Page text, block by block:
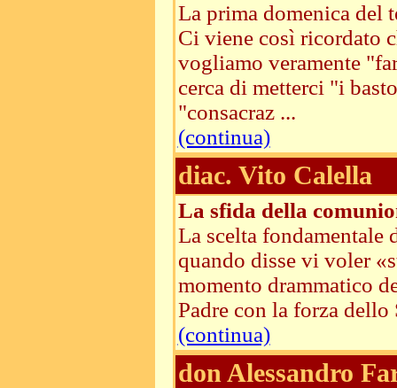
La prima domenica del
Ci viene così ricordato
vogliamo veramente
cerca di metterci "i
"consacraz ...
(continua)
diac. Vito Calella
La sfida della
La scelta fondamentale
quando disse vi voler
momento drammatico
Padre con la forza
(continua)
don Alessandro